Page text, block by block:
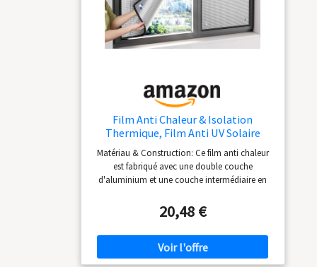
Film Anti Chaleur & Isolation
Thermique, Film Anti UV Solaire
Fenetre, Aluminium avec Ventouses
pour Fenêtres Domestiques,
Lucarnes, Vérandas(W 40 x H 80 cm)
Matériau & Construction: Ce film anti chaleur
est fabriqué avec une double couche
d'aluminium et une couche intermédiaire en
confère une excellente résistance à la déchirure
et des performances d'isolation thermique.
Protection Thermique & UV: En tant que pare
soleil fenetre maison, sa surface réfléchissante
bloque plus de 98% des rayons UV nocifs. Il
20,48 €